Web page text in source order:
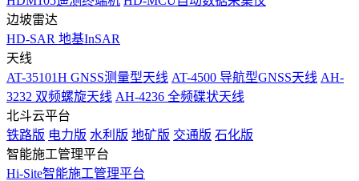
边坡雷达
HD-SAR 地基InSAR
天线
AT-35101H GNSS测量型天线 AT-4500 导航型GNSS天线 AH-
3232 双频螺旋天线 AH-4236 全频碟状天线
北斗云平台
铁路版 电力版 水利版 地矿版 交通版 石化版
智能施工管理平台
Hi-Site智能施工管理平台